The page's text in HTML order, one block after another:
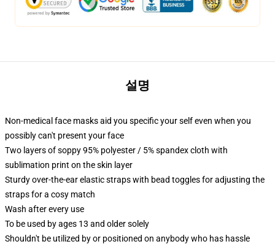
설명
Non-medical face masks aid you specific your self even when you
possibly can't present your face
Two layers of soppy 95% polyester / 5% spandex cloth with
sublimation print on the skin layer
Sturdy over-the-ear elastic straps with bead toggles for adjusting the
straps for a cosy match
Wash after every use
To be used by ages 13 and older solely
Shouldn't be utilized by or positioned on anybody who has hassle